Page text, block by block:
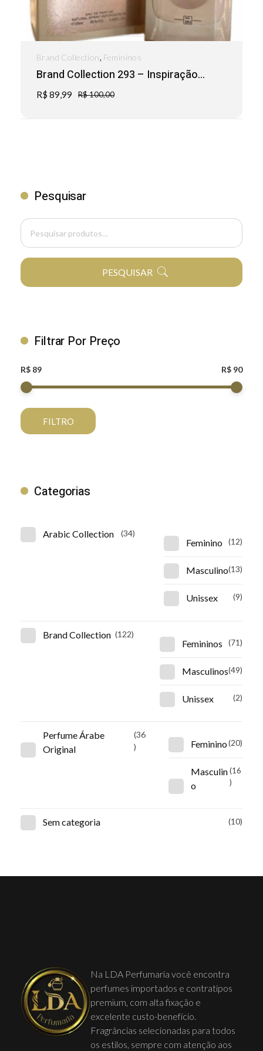
Brand Collection 293 – Inspiração...
R$ 89,99 R$100,00
Brand Collection, Femininos
Pesquisar
PESQUISAR
Filtrar Por Preço
R$ 89 R$ 90
FILTRO
Categorias
Arabic Collection (34)
Feminino (12)
Masculino(13)
Unissex (9)
Brand Collection (122)
Femininos (71)
Masculinos(49)
Unissex (2)
Perfume Árabe
Original
(36
)
Feminino(20)
Masculin
o
(16
)
Sem categoria (10)
Na LDA Perfumaria você encontra
perfumes importados e contratipos
premium, com alta fixação e
excelente custo-benefício.
Fragrâncias selecionadas para todos
os estilos, sempre com atenção aos